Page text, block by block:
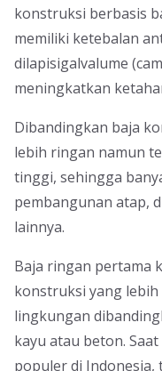
konstruksi berbasis
memiliki ketebalan
dilapisigalvalume
meningkatkan
Dibandingkan baja
lebih ringan namun
tinggi, sehingga
pembangunan atap,
lainnya.
Baja ringan pertama
konstruksi yang lebih
lingkungan
kayu atau beton.
populer di